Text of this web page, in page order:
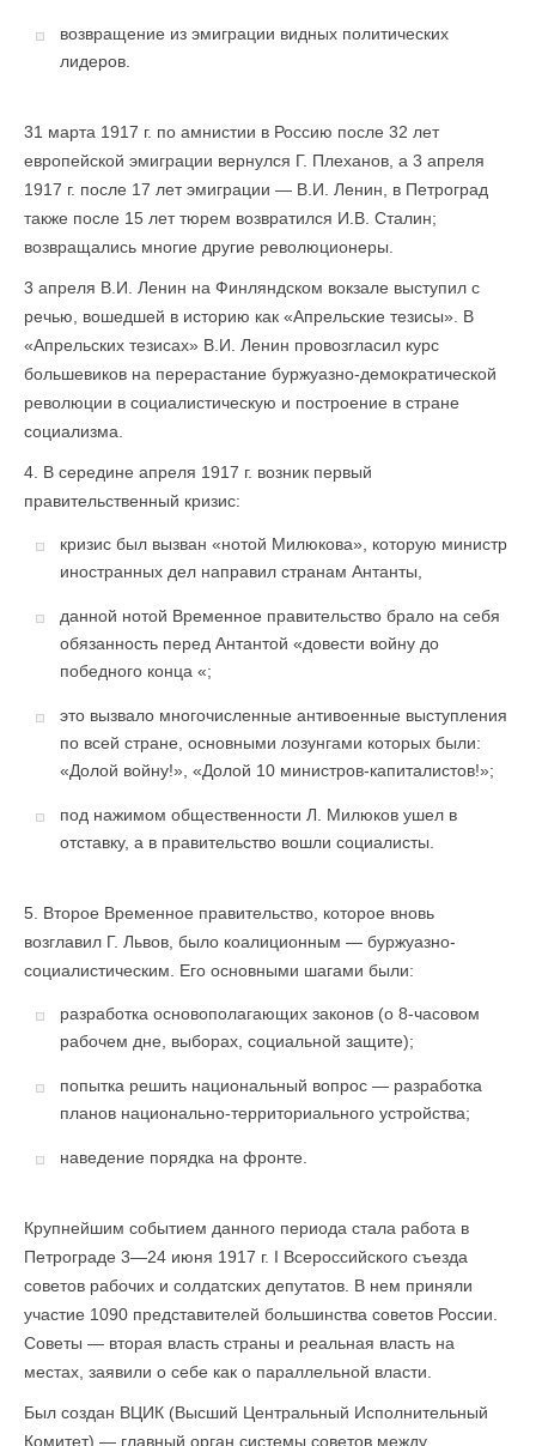
возвращение из эмиграции видных политических
лидеров.
31 марта 1917 г. по амнистии в Россию после 32 лет
европейской эмиграции вернулся Г. Плеханов, а 3 апреля
1917 г. после 17 лет эмиграции — В.И. Ленин, в Петроград
также после 15 лет тюрем возвратился И.В. Сталин;
возвращались многие другие революционеры.
3 апреля В.И. Ленин на Финляндском вокзале выступил с
речью, вошедшей в историю как «Апрельские тезисы». В
«Апрельских тезисах» В.И. Ленин провозгласил курс
большевиков на перерастание буржуазно-демократической
революции в социалистическую и построение в стране
социализма.
4. В середине апреля 1917 г. возник первый
правительственный кризис:
кризис был вызван «нотой Милюкова», которую министр
иностранных дел направил странам Антанты,
данной нотой Временное правительство брало на себя
обязанность перед Антантой «довести войну до
победного конца «;
это вызвало многочисленные антивоенные выступления
по всей стране, основными лозунгами которых были:
«Долой войну!», «Долой 10 министров-капиталистов!»;
под нажимом общественности Л. Милюков ушел в
отставку, а в правительство вошли социалисты.
5. Второе Временное правительство, которое вновь
возглавил Г. Львов, было коалиционным — буржуазно-
социалистическим. Его основными шагами были:
разработка основополагающих законов (о 8-часовом
рабочем дне, выборах, социальной защите);
попытка решить национальный вопрос — разработка
планов национально-территориального устройства;
наведение порядка на фронте.
Крупнейшим событием данного периода стала работа в
Петро­граде 3—24 июня 1917 г. I Всероссийского съезда
советов рабочих и солдатских депутатов. В нем приняли
участие 1090 представителей большинства советов России.
Советы — вторая власть страны и реальная власть на
местах, заявили о себе как о параллельной власти.
Был создан ВЦИК (Высший Центральный Исполнительный
Комитет) — главный орган системы советов между